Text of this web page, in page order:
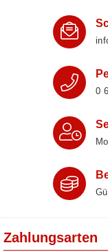
0
Zahlungsarten